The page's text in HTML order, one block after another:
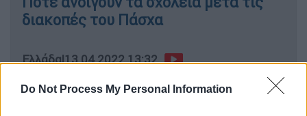
Do Not Process My Personal Information
διακοπές του Πάσχα
Ελλάδα|13.04.2022 13:32
εμβολιασμού και νόσησης -